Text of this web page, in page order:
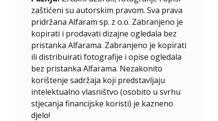
zaštićeni su autorskim pravom. Sva prava
pridržana Alfaram sp. z o.o. Zabranjeno je
kopirati i prodavati dizajne ogledala bez
pristanka Alfarama. Zabranjeno je kopirati
ili distribuirati fotografije i opise ogledala
bez pristanka Alfarama. Nezakonito
korištenje sadržaja koji predstavljaju
intelektualno vlasništvo (osobito u svrhu
stjecanja financijske koristi) je kazneno
djelo!